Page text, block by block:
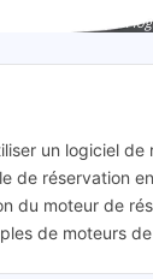
Quel
un logiciel de
de réservation
du moteur de
de moteurs